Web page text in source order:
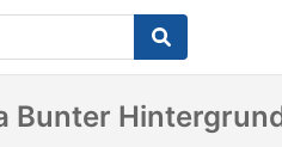
Bunter